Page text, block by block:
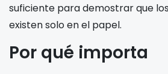
suficiente para demostrar que
existen solo en el papel.
Por qué importa